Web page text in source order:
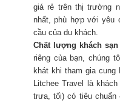
giá rẻ trên thị trường
nhất, phù hợp với yêu
cầu của du khách.
Chất lượng khách
riêng của bạn, chúng
khát khi tham gia cung
Litchee Travel là
trưa, tối) có tiêu chuẩn